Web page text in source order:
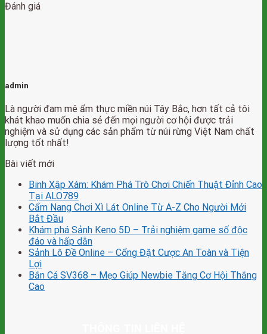
Đánh giá
admin
Là người đam mê ẩm thực miền núi Tây Bắc, hơn tất cả tôi
khát khao muốn chia sẻ đến mọi người cơ hội được trải
nghiệm và sử dụng các sản phẩm từ núi rừng Việt Nam chất
lượng tốt nhất!
Bài viết mới
Binh Xập Xám: Khám Phá Trò Chơi Chiến Thuật Đỉnh Cao
Tại ALO789
Cẩm Nang Chơi Xì Lát Online Từ A-Z Cho Người Mới
Bắt Đầu
Khám phá Sảnh Keno 5D – Trải nghiệm game số độc
đáo và hấp dẫn
Sảnh Lô Đề Online – Cổng Đặt Cược An Toàn và Tiện
Lợi
Bắn Cá SV368 – Mẹo Giúp Newbie Tăng Cơ Hội Thắng
Cao